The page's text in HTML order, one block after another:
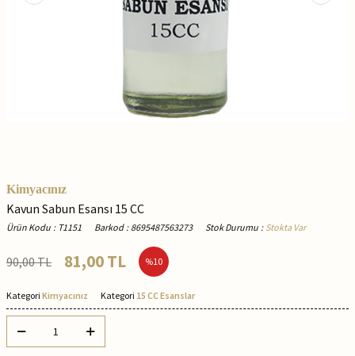
Kimyacınız
Kavun Sabun Esansı 15 CC
Ürün Kodu : T1151 Barkod : 8695487563273 Stok Durumu : Stokta Var
90,00TL 81,00TL %10
Kategori Kimyacınız Kategori 15 CC Esanslar